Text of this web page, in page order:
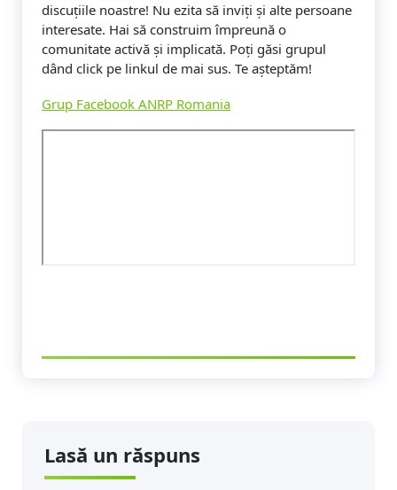
discuțiile noastre! Nu ezita să inviți și alte persoane
interesate. Hai să construim împreună o
comunitate activă și implicată. Poți găsi grupul
dând click pe linkul de mai sus. Te așteptăm!
Grup Facebook ANRP Romania
Lasă un răspuns